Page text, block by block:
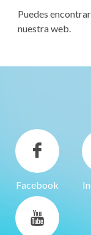
Puedes
nuestra web.
Facebook